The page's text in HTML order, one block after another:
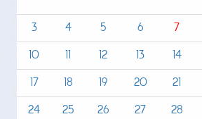
3
4 5 6 7
10
11 12 13 14
17
18 19 20 21
24
25 26 27 28